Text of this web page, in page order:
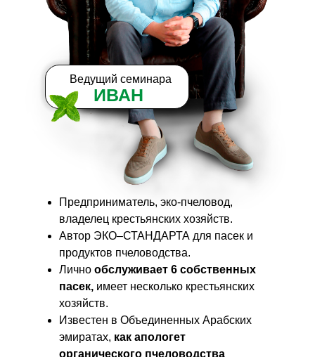
Ведущий семинара
ИВАН
Предприниматель, эко-пчеловод,
владелец крестьянских хозяйств.
Автор ЭКО–СТАНДАРТА для пасек и
продуктов пчеловодства.
Лично обслуживает 6 собственных
пасек, имеет несколько крестьянских
хозяйств.
Известен в Объединенных Арабских
эмиратах, как апологет
органического пчеловодства